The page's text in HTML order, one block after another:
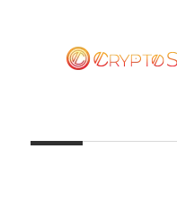
contenido